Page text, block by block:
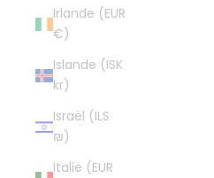
Irlande (EUR
€)
Islande (ISK
kr)
Israël (ILS
₪)
Italie (EUR